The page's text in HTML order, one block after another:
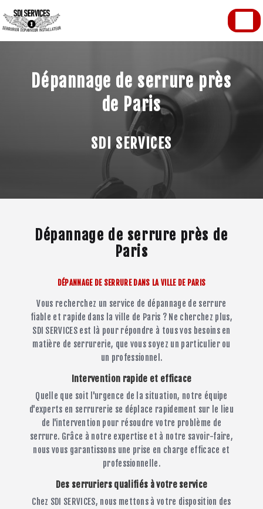
Dépannage de serrure près
de Paris
SDI SERVICES
Dépannage de serrure près de
Paris
DÉPANNAGE DE SERRURE DANS LA VILLE DE PARIS
Vous recherchez un service de dépannage de serrure
fiable et rapide dans la ville de Paris ? Ne cherchez plus,
SDI SERVICES est là pour répondre à tous vos besoins en
matière de serrurerie, que vous soyez un particulier ou
un professionnel.
Intervention rapide et efficace
Quelle que soit l'urgence de la situation, notre équipe
d'experts en serrurerie se déplace rapidement sur le lieu
de l'intervention pour résoudre votre problème de
serrure. Grâce à notre expertise et à notre savoir-faire,
nous vous garantissons une prise en charge efficace et
professionnelle.
Des serruriers qualifiés à votre service
Chez SDI SERVICES, nous mettons à votre disposition des